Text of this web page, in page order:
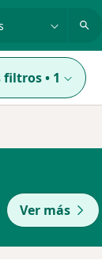
filtros• 1
Ver más